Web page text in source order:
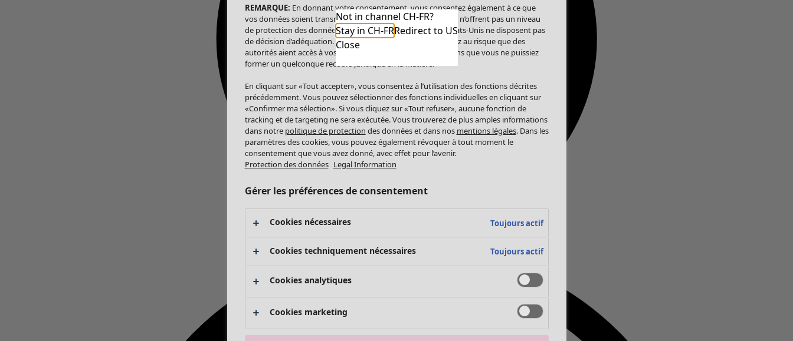
Not in channel CH-FR?
Stay in CH-FRRedirect to US
Close
REMARQUE: En donnant votre consentement, vous consentez également à ce que
vos données soient transmises aux États-Unis. Les États-Unis n’offrent pas un niveau
de protection des données comparable à celui de l’UE. Les États-Unis ne disposent pas
de décision d’adéquation. Par conséquent, vous vous exposez au risque que des
autorités aient accès à vos données à caractère personnel sans que vous ne puissiez
former un quelconque recours juridique en la matière.
En cliquant sur «Tout accepter», vous consentez à l’utilisation des fonctions décrites
précédemment. Vous pouvez sélectionner des fonctions individuelles en cliquant sur
«Confirmer ma sélection». Si vous cliquez sur «Tout refuser», aucune fonction de
tracking et de targeting ne sera exécutée. Vous trouverez de plus amples informations
dans notre politique de protection des données et dans nos mentions légales. Dans les
paramètres des cookies, vous pouvez également révoquer à tout moment le
consentement que vous avez donné, avec effet pour l’avenir.
Protection des données Legal Information
Gérer les préférences de consentement
Cookies nécessaires Toujours actif
Cookies techniquement nécessaires Toujours actif
Cookies analytiques
Cookies marketing